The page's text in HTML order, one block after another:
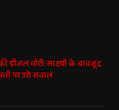
डीजल चोरी: साक्ष्यों के बावजूद
पर उठे सवाल